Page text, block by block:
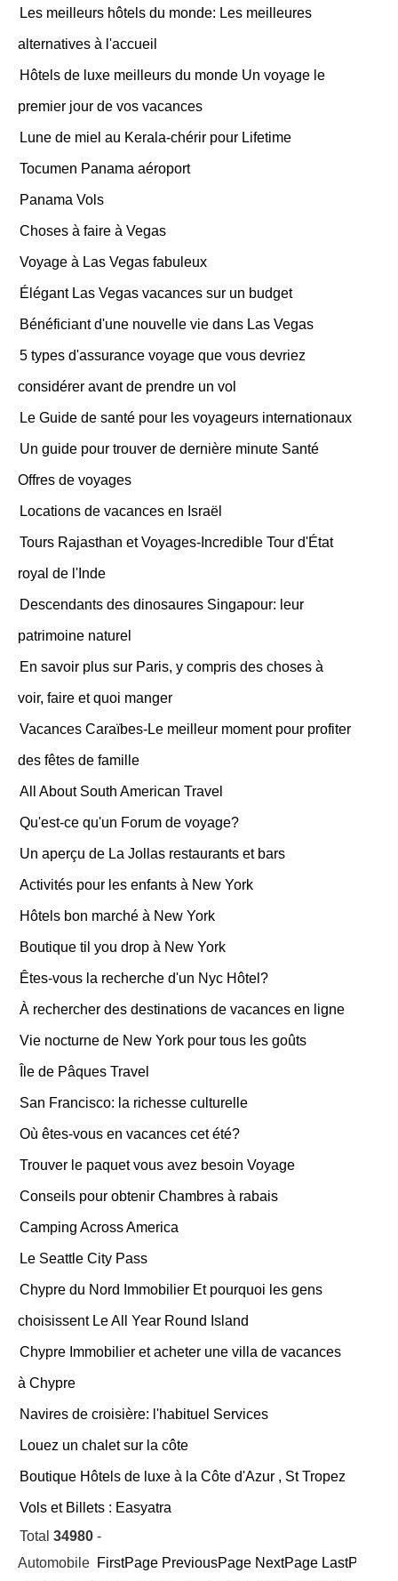
Les meilleurs hôtels du monde: Les meilleures
alternatives à l'accueil
Hôtels de luxe meilleurs du monde Un voyage le
premier jour de vos vacances
Lune de miel au Kerala-chérir pour Lifetime
Tocumen Panama aéroport
Panama Vols
Choses à faire à Vegas
Voyage à Las Vegas fabuleux
Élégant Las Vegas vacances sur un budget
Bénéficiant d'une nouvelle vie dans Las Vegas
5 types d'assurance voyage que vous devriez
considérer avant de prendre un vol
Le Guide de santé pour les voyageurs internationaux
Un guide pour trouver de dernière minute Santé
Offres de voyages
Locations de vacances en Israël
Tours Rajasthan et Voyages-Incredible Tour d'État
royal de l'Inde
Descendants des dinosaures Singapour: leur
patrimoine naturel
En savoir plus sur Paris, y compris des choses à
voir, faire et quoi manger
Vacances Caraïbes-Le meilleur moment pour profiter
des fêtes de famille
All About South American Travel
Qu'est-ce qu'un Forum de voyage?
Un aperçu de La Jollas restaurants et bars
Activités pour les enfants à New York
Hôtels bon marché à New York
Boutique til you drop à New York
Êtes-vous la recherche d'un Nyc Hôtel?
À rechercher des destinations de vacances en ligne
Vie nocturne de New York pour tous les goûts
Île de Pâques Travel
San Francisco: la richesse culturelle
Où êtes-vous en vacances cet été?
Trouver le paquet vous avez besoin Voyage
Conseils pour obtenir Chambres à rabais
Camping Across America
Le Seattle City Pass
Chypre du Nord Immobilier Et pourquoi les gens
choisissent Le All Year Round Island
Chypre Immobilier et acheter une villa de vacances
à Chypre
Navires de croisière: l'habituel Services
Louez un chalet sur la côte
Boutique Hôtels de luxe à la Côte d'Azur , St Tropez
Vols et Billets : Easyatra
Total 34980 -
Automobile FirstPage PreviousPage NextPage LastPage